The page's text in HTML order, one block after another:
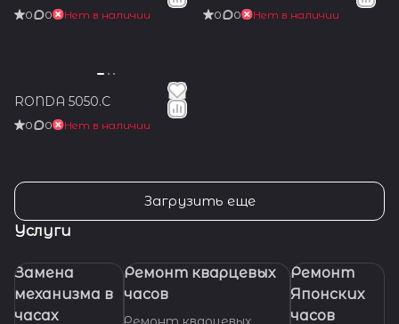
0 0 Нет в наличии 0 0 Нет в наличии
RONDA 5050.C
0 0 Нет в наличии
Загрузить еще
Услуги
Замена
механизма в
часах
Ремонт кварцевых
часов
Ремонт
Японских
часов